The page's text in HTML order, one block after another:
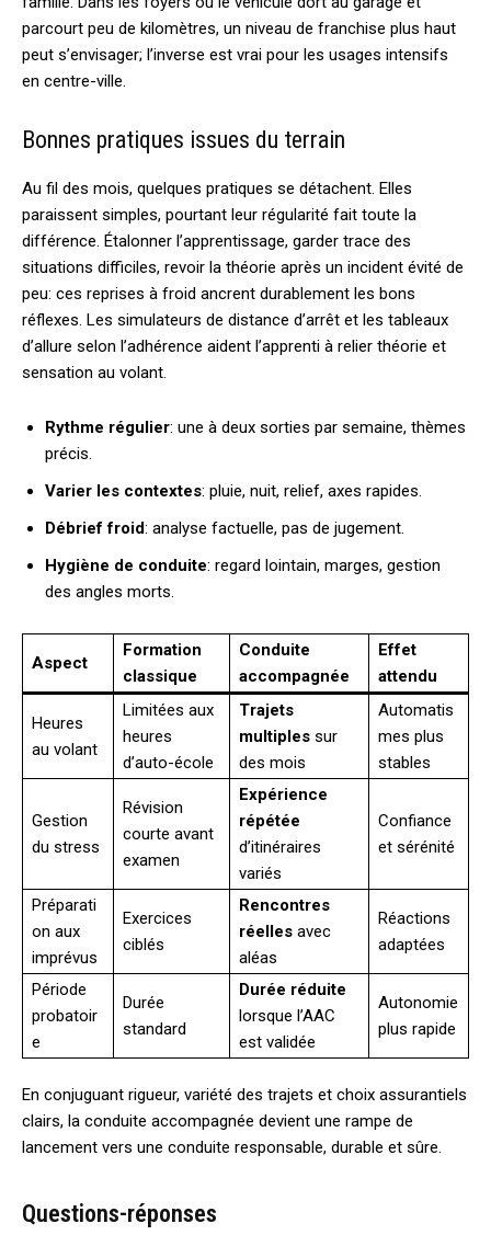
parcourt peu de kilomètres, un niveau de franchise plus haut
peut s’envisager; l’inverse est vrai pour les usages intensifs
en centre-ville.
Bonnes pratiques issues du terrain
Au fil des mois, quelques pratiques se détachent. Elles
paraissent simples, pourtant leur régularité fait toute la
différence. Étalonner l’apprentissage, garder trace des
situations difficiles, revoir la théorie après un incident évité de
peu: ces reprises à froid ancrent durablement les bons
réflexes. Les simulateurs de distance d’arrêt et les tableaux
d’allure selon l’adhérence aident l’apprenti à relier théorie et
sensation au volant.
Rythme régulier: une à deux sorties par semaine, thèmes
précis.
Varier les contextes: pluie, nuit, relief, axes rapides.
Débrief froid: analyse factuelle, pas de jugement.
Hygiène de conduite: regard lointain, marges, gestion
des angles morts.
Aspect
Formation
classique
Conduite
accompagnée
Effet
attendu
Heures
au volant
Limitées aux
heures
d’auto-école
Trajets
multiples sur
des mois
Automatis
mes plus
stables
Gestion
du stress
Révision
courte avant
examen
Expérience
répétée
d’itinéraires
variés
Confiance
et sérénité
Préparati
on aux
imprévus
Exercices
ciblés
Rencontres
réelles avec
aléas
Réactions
adaptées
Période
probatoir
e
Durée
standard
Durée réduite
lorsque l’AAC
est validée
Autonomie
plus rapide
En conjuguant rigueur, variété des trajets et choix assurantiels
clairs, la conduite accompagnée devient une rampe de
lancement vers une conduite responsable, durable et sûre.
Questions-réponses